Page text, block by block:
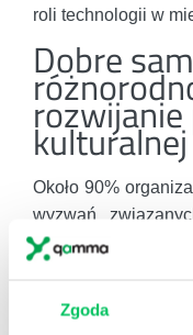
Zgoda
roli technologii w
Dobre
Około 90%
wyzwań
utrzymywaniem
szczególnie
dwie trzecie